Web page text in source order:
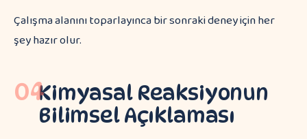
Çalışma alanını toparlayınca bir sonraki deney için her
şey hazır olur.
04Kimyasal Reaksiyonun
Bilimsel Açıklaması